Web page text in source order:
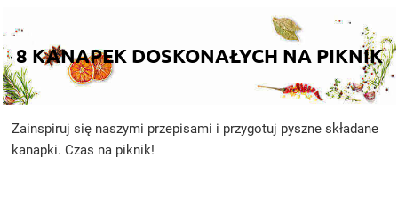
8 KANAPEK DOSKONAŁYCH NA PIKNIK
Zainspiruj się naszymi przepisami i przygotuj pyszne składane
kanapki. Czas na piknik!